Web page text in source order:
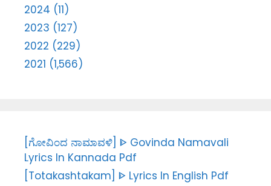
2024 (11)
2023 (127)
2022 (229)
2021 (1,566)
[ಗೋವಿಂದ ನಾಮಾವಳಿ] ᐈ Govinda Namavali
Lyrics In Kannada Pdf
[Totakashtakam] ᐈ Lyrics In English Pdf